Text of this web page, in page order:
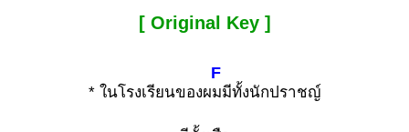
[ Original Key ]
* ในโรงเรียนของผ
F
มมีทั้งนักปราชญ์